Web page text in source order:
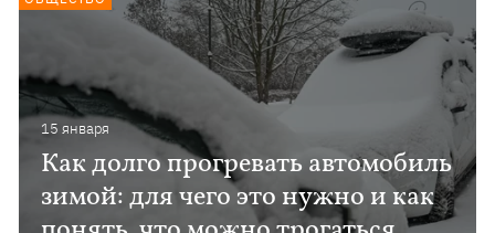
15 января
Как долго прогревать автомобиль
зимой: для чего это нужно и как